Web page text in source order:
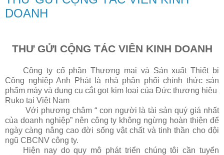
DOANH
THƯ GỬI CỘNG TÁC VIÊN KINH DOANH
Công ty cổ phần Thương mại và Sản xuất Thiết bị
Công nghiệp Anh Phát là nhà phân phối chính thức sản
phẩm máy và dụng cụ cắt gọt kim loại của Đức thương hiệu
Ruko tại Việt Nam
Với phương châm “ con người là tài sản quý giá nhất
của doanh nghiệp” nên công ty không ngừng hoàn thiện để
ngày càng nâng cao đời sống vật chất và tinh thần cho đội
ngũ CBCNV công ty.
Hiện nay do quy mô phát triển chúng tôi cần tuyển